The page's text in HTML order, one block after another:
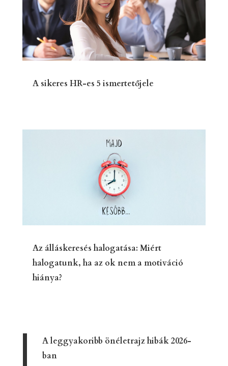
A sikeres HR-es 5 ismertetőjele
Az álláskeresés halogatása: Miért
halogatunk, ha az ok nem a motiváció
hiánya?
A leggyakoribb önéletrajz hibák 2026-
ban